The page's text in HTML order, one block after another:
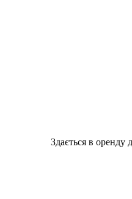
Здається в оренду